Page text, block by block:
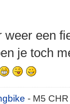
weer een
je toch
- M5